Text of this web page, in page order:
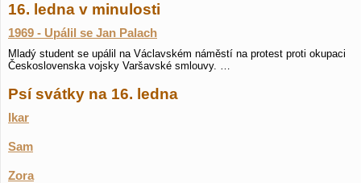
16. ledna v minulosti
1969 - Upálil se Jan Palach
Mladý student se upálil na Václavském náměstí na protest proti okupaci
Československa vojsky Varšavské smlouvy. …
Psí svátky na 16. ledna
Ikar
Sam
Zora